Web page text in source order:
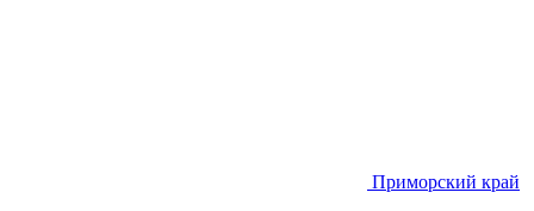
Приморский край